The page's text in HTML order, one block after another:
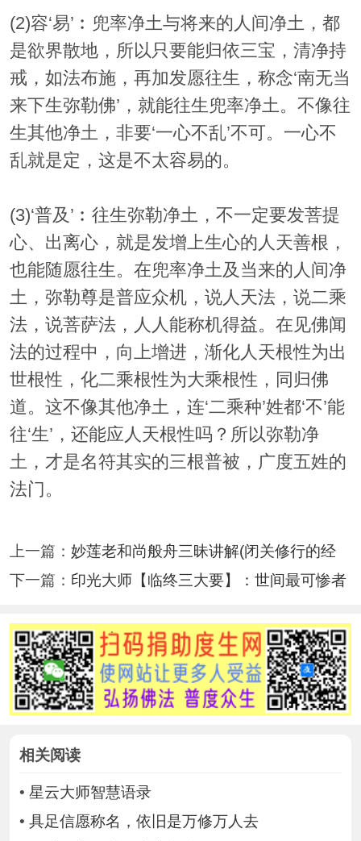
(2)容‘易’︰兜率净土与将来的人间净土，都
是欲界散地，所以只要能归依三宝，清净持
戒，如法布施，再加发愿往生，称念‘南无当
来下生弥勒佛’，就能往生兜率净土。不像往
生其他净土，非要‘一心不乱’不可。一心不
乱就是定，这是不太容易的。
(3)‘普及’︰往生弥勒净土，不一定要发菩提
心、出离心，就是发增上生心的人天善根，
也能随愿往生。在兜率净土及当来的人间净
土，弥勒尊是普应众机，说人天法，说二乘
法，说菩萨法，人人能称机得益。在见佛闻
法的过程中，向上增进，渐化人天根性为出
世根性，化二乘根性为大乘根性，同归佛
道。这不像其他净土，连‘二乘种’姓都‘不’能
往‘生’，还能应人天根性吗？所以弥勒净
土，才是名符其实的三根普被，广度五姓的
法门。
上一篇： 妙莲老和尚般舟三昧讲解(闭关修行的经
下一篇： 印光大师【临终三大要】：世间最可惨者
相关阅读
• 星云大师智慧语录
• 具足信愿称名，依旧是万修万人去